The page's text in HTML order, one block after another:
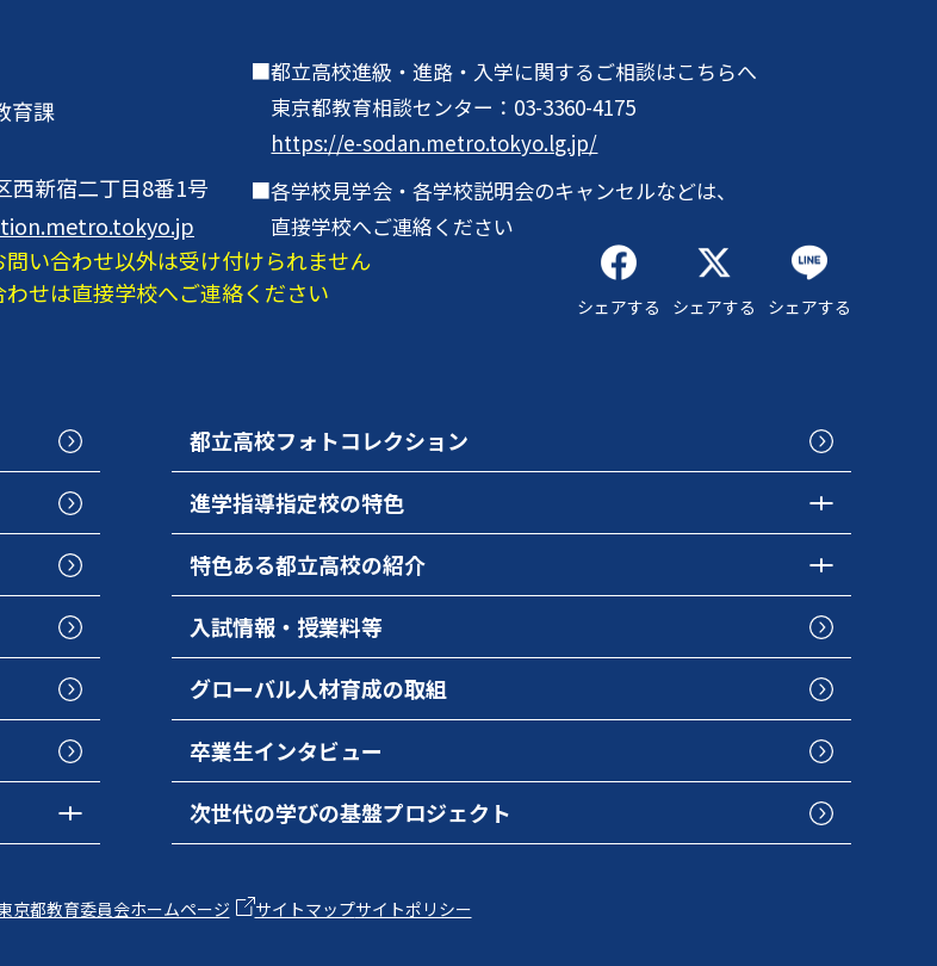
育課
新宿二丁目8番1号
都立高校進級・進路・入学に関するご相談はこちらへ
東京都教育相談センター： 03-3360-4175
https://e-sodan.metro.tokyo.lg.jp/
各学校見学会・各学校説明会のキャンセルなどは、
直接学校へご連絡ください
い合わせ以外は受け付けられません
せは直接学校へご連絡ください
シェアする シェアする シェアする
都立高校フォトコレクション
進学指導指定校の特色
特色ある都立高校の紹介
入試情報・授業料等
グローバル人材育成の取組
卒業生インタビュー
次世代の学びの基盤プロジェクト
京都教育委員会ホームページ サイトマップサイトポリシー